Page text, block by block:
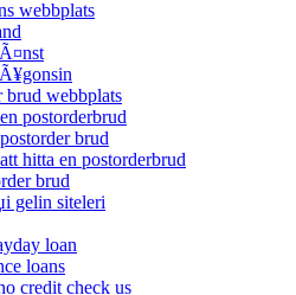
webbplats
brud webbplats
postorderbrud
brud
hitta en postorderbrud
brud
gelin siteleri
loan
loans
credit check us